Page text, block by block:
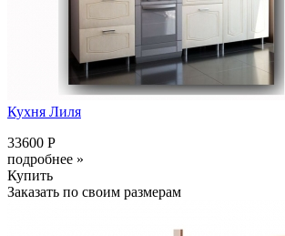
Кухня Лиля
33600 Р
подробнее »
Купить
Заказать по своим размерам